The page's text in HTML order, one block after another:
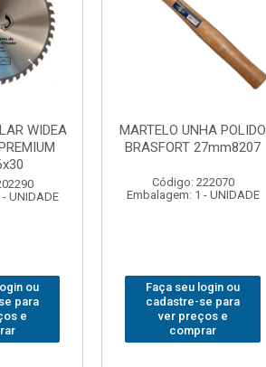
BRASFORT
- UNIDADE
login ou
se para
e
ADAPTADOR PARA
SOQUETE WAFT
Código: 235563
Embalagem: 1 - UNIDADE
Faça seu login ou
cadastre-se para
ver preços e
comprar